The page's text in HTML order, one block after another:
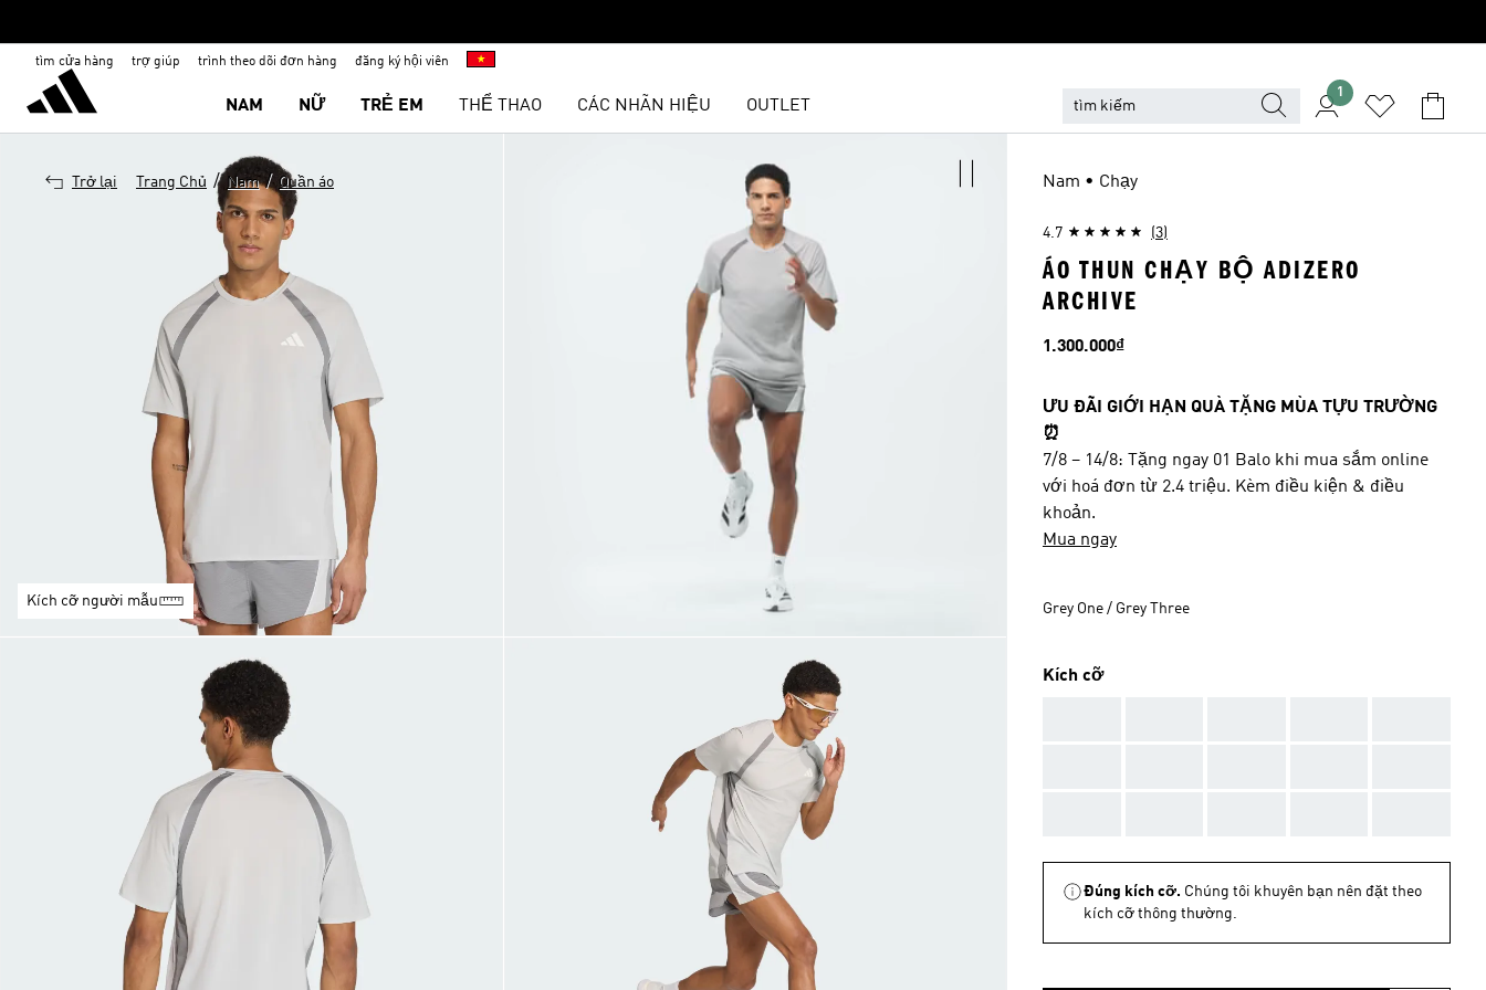
tìm cửa hàng trợ giúp trình theo dõi đơn hàng đăng ký hội viên
NAM NỮ TRẺ EM THỂ THAO CÁC NHÃN HIỆU OUTLET
1
Trở lại Trang Chủ / Nam / Quần áo
Kích cỡ người mẫu
Nam • Chạy
4.7 (3)
ÁO THUN CHẠY BỘ ADIZERO
ARCHIVE
Giá
1.300.000₫
ƯU ĐÃI GIỚI HẠN QUÀ TẶNG MÙA TỰU TRƯỜNG
⏰
7/8 – 14/8: Tặng ngay 01 Balo khi mua sắm online
với hoá đơn từ 2.4 triệu. Kèm điều kiện & điều
khoản.
Mua ngay
Grey One / Grey Three
Kích cỡ
Đúng kích cỡ. Chúng tôi khuyên bạn nên đặt theo
kích cỡ thông thường.